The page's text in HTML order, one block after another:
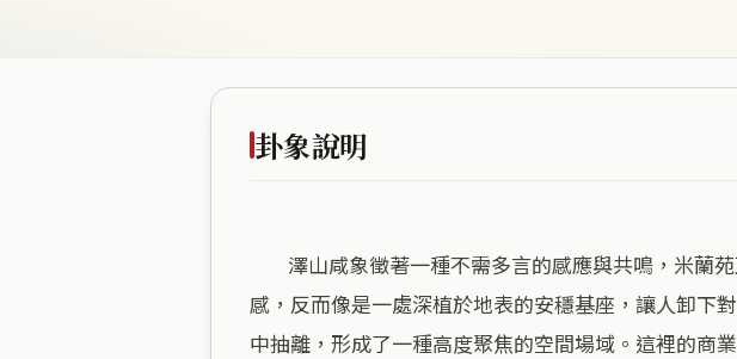
卦象說明
感，反而像是一處深植於地表的安穩基座，讓人卸下
中抽離，形成了一種高度聚焦的空間場域。這裡的商